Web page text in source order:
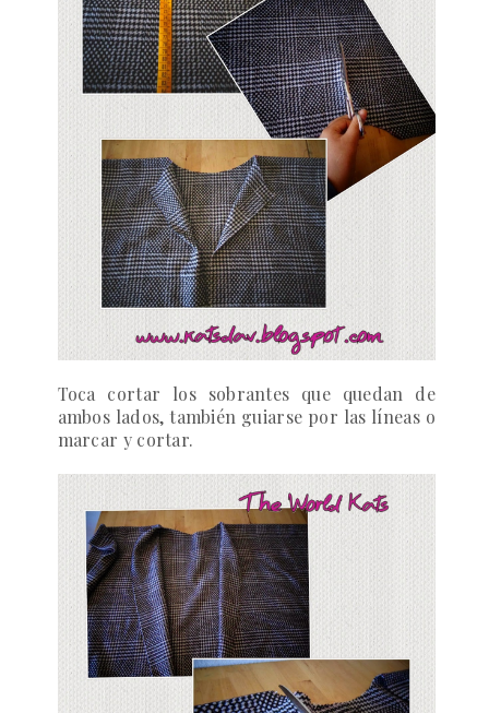
Toca cortar los sobrantes que quedan de
ambos lados, también guiarse por las líneas o
marcar y cortar.